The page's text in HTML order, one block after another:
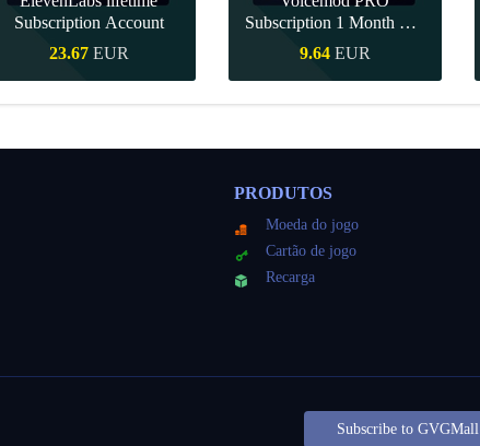
Subscription Account
23.67 EUR
Compra rápida
Subscription 1 Month CD
Key Global
9.64 EUR
Compra rápida
PRODUTOS
Moeda do jogo
Cartão de jogo
Recarga
Subscribe to